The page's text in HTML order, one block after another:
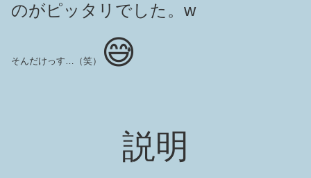
のがピッタリでした。w
そんだけっす…（笑） 😅
説明